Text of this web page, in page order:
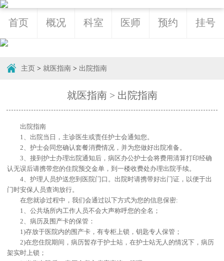
首页 概况 科室 医师 预约 挂号
主页 > 就医指南 > 出院指南
就医指南 > 出院指南
出院指南
1、出院当日，主诊医生或责任护士会通知您。
2、护士会同您确认套餐消费情况，并为您做好出院准备。
3、接到护士办理出院通知后，病区办公护士会将费用清算打印经确
认无误后请携带您的住院预交金单，到一楼收费处办理出院手续。
4、护理人员护送您到医院门口。出院时请携带好出门证，以便于出
门时安保人员查询放行。
在您就诊过程中，我们会通过以下方式为您的信息保密:
1、公共场所内工作人员不会大声称呼您的全名；
2、病历及围产卡的保管：
1)存放于医院内的围产卡，有专柜上锁，钥匙专人保管；
2)在您住院期间，病历暂存于护士站，在护士站无人的情况下，病历
架实时上锁；